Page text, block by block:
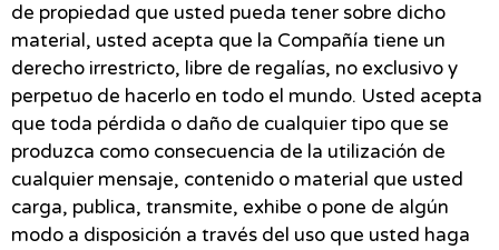
de propiedad que usted pueda tener sobre dicho
material, usted acepta que la Compañía tiene un
derecho irrestricto, libre de regalías, no exclusivo y
perpetuo de hacerlo en todo el mundo. Usted acepta
que toda pérdida o daño de cualquier tipo que se
produzca como consecuencia de la utilización de
cualquier mensaje, contenido o material que usted
carga, publica, transmite, exhibe o pone de algún
modo a disposición a través del uso que usted haga